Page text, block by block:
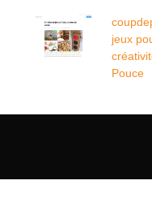
jeux
Pouce